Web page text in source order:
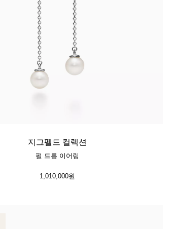
지그펠드 컬렉션
펄 드롭 이어링
1,010,000원